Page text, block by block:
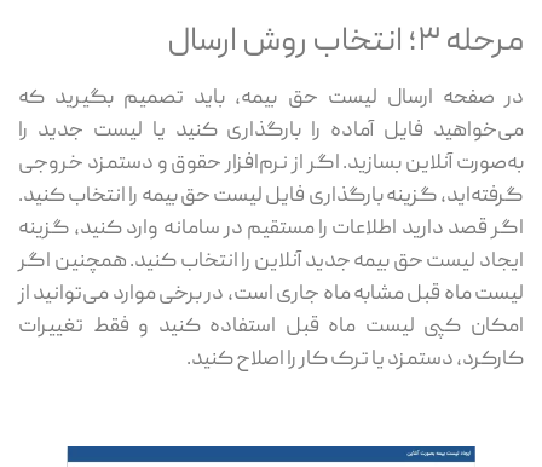
مرحله ۳؛ انتخاب روش ارسال
در صفحه ارسال لیست حق بیمه، باید تصمیم بگیرید که
می‌خواهید فایل آماده را بارگذاری کنید یا لیست جدید را
به‌صورت آنلاین بسازید. اگر از نرم‌افزار حقوق و دستمزد خروجی
گرفته‌اید، گزینه بارگذاری فایل لیست حق بیمه را انتخاب کنید.
اگر قصد دارید اطلاعات را مستقیم در سامانه وارد کنید، گزینه
ایجاد لیست حق بیمه جدید آنلاین را انتخاب کنید. همچنین اگر
لیست ماه قبل مشابه ماه جاری است، در برخی موارد می‌توانید از
امکان کپی لیست ماه قبل استفاده کنید و فقط تغییرات
کارکرد، دستمزد یا ترک کار را اصلاح کنید.